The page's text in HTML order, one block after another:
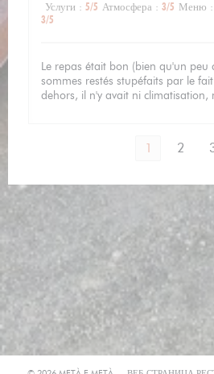
Услуги : 5/5 Атмосфера : 3/5 Меню :
3/5
Le repas était bon (bien qu'un peu
sommes restés stupéfaits par le
dehors, il n'y avait ni climatisation,
1 2